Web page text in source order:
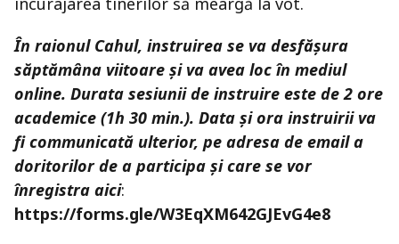
În raionul Cahul, instruirea se va desfășura
săptămâna viitoare și va avea loc în mediul
online. Durata sesiunii de instruire este de 2 ore
academice (1h 30 min.). Data și ora instruirii va
fi communicată ulterior, pe adresa de email a
doritorilor de a participa și care se vor
înregistra aici:
https://forms.gle/W3EqXM642GJEvG4e8